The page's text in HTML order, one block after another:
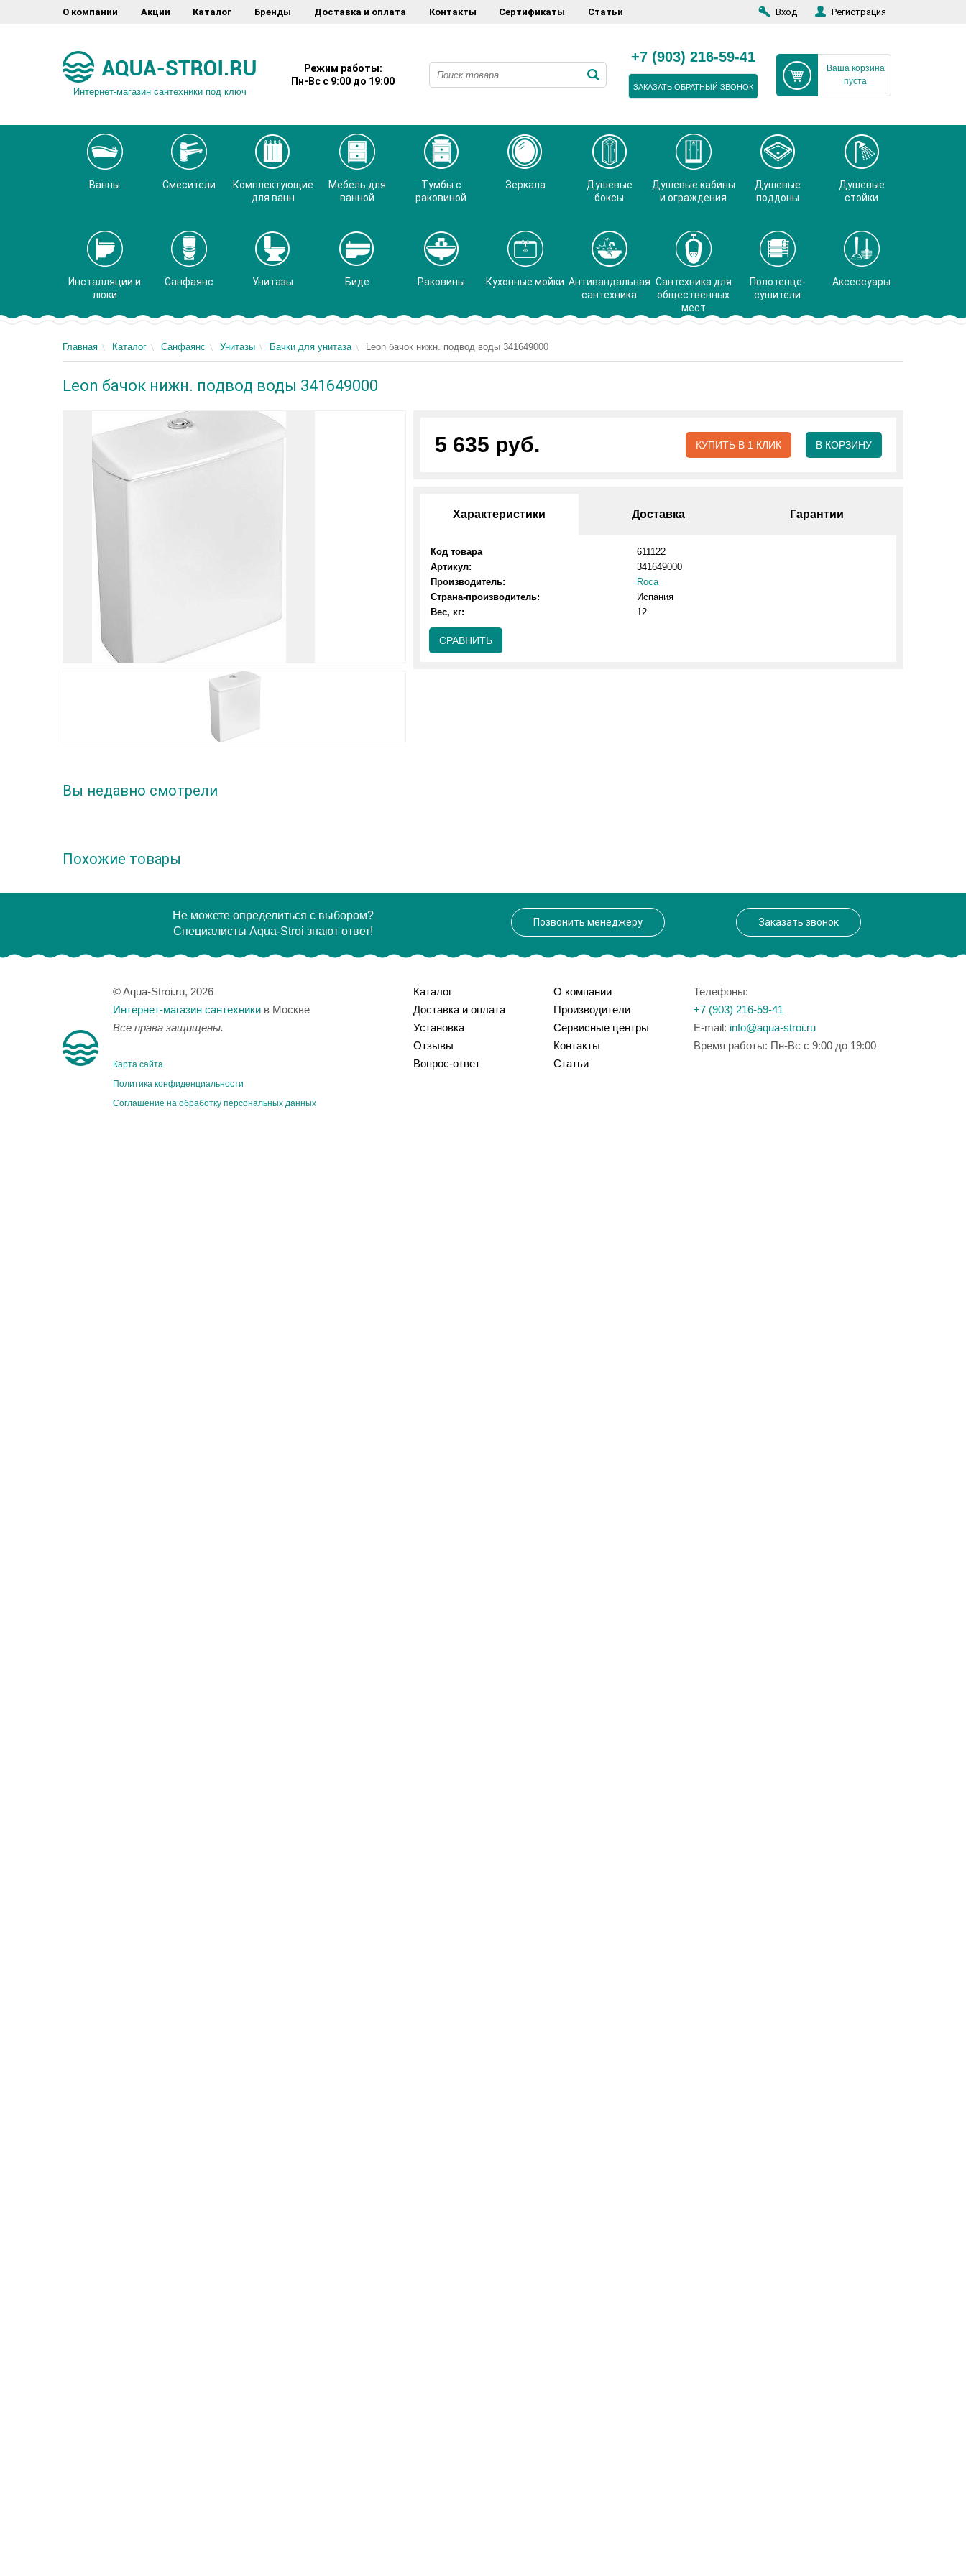
О компании Акции Каталог Бренды Доставка и оплата Контакты Сертификаты Статьи Вход Регистрация
Интернет-магазин сантехники под ключ
Режим работы:
Пн-Вс с 9:00 до 19:00
+7 (903) 216-59-41
ЗАКАЗАТЬ ОБРАТНЫЙ ЗВОНОК
Ваша корзина
пуста
Ванны Смесители
Комплектующие
для ванн
Мебель для
ванной
Тумбы с
раковиной
Зеркала
Душевые
боксы
Душевые кабины
и ограждения
Душевые
поддоны
Душевые
стойки
Инсталляции и
люки
Санфаянс Унитазы Биде Раковины Кухонные мойки Антивандальная
сантехника
Сантехника для
общественных
мест
Полотенце-
сушители
Аксессуары
Главная Каталог Санфаянс Унитазы Бачки для унитаза Leon бачок нижн. подвод воды 341649000
Leon бачок нижн. подвод воды 341649000
5 635 руб. КУПИТЬ В 1 КЛИК В КОРЗИНУ
Характеристики Доставка Гарантии
Код товара
611122
Артикул:
341649000
Производитель:
Roca
Страна-производитель:
Испания
Вес, кг:
12
СРАВНИТЬ
Вы недавно смотрели
Похожие товары
Не можете определиться с выбором?
Специалисты Aqua-Stroi знают ответ!
Позвонить менеджеру Заказать звонок
© Aqua-Stroi.ru, 2026
Интернет-магазин сантехники в Москве
Все права защищены.
Карта сайта
Политика конфиденциальности
Соглашение на обработку персональных данных
Каталог
Доставка и оплата
Установка
Отзывы
Вопрос-ответ
О компании
Производители
Сервисные центры
Контакты
Статьи
Телефоны:
+7 (903) 216-59-41
E-mail: info@aqua-stroi.ru
Время работы: Пн-Вс с 9:00 до 19:00